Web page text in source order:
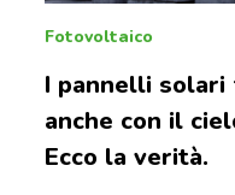
Fotovoltaico
I pannelli solari
anche con il
Ecco la verità.